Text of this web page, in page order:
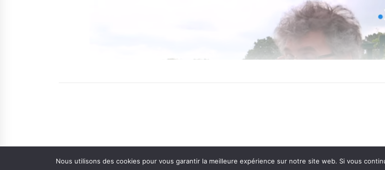
Nous utilisons des cookies pour vous garantir la meilleure expérience sur notre site web. Si vous